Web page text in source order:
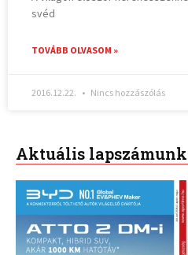
svéd
TOVÁBB OLVASOM »
2016.12.22. Nincs hozzászólás
Aktuális lapszámunk